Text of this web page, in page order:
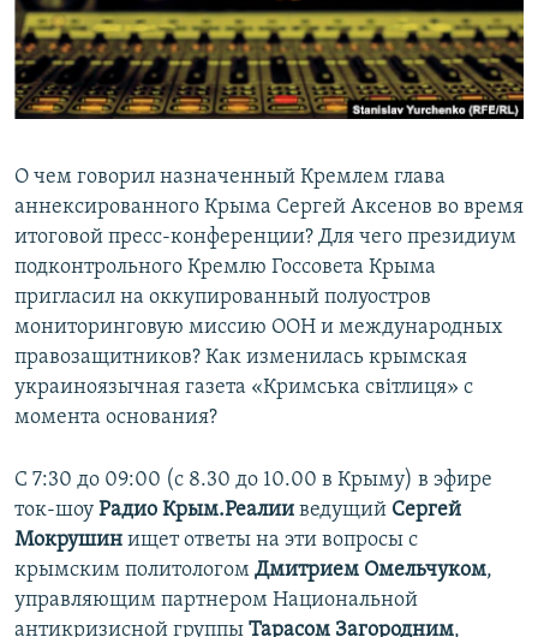
ПОБЕДИТЕЛЕЙ НЕ СУДЯТ?
КРЫМ.НЕПОКОРЕННЫЙ
ELIFBE
ПРИСОЕДИНЯЙТЕСЬ!
Все сайты RFE/RL
О чем говорил назначенный Кремлем глава
аннексированного Крыма Сергей Аксенов во время
итоговой пресс-конференции? Для чего президиум
подконтрольного Кремлю Госсовета Крыма
пригласил на оккупированный полуостров
мониторинговую миссию ООН и международных
правозащитников? Как изменилась крымская
украиноязычная газета «Кримська світлиця» с
момента основания?
С 7:30 до 09:00 (с 8.30 до 10.00 в Крыму) в эфире
ток-шоу Радио Крым.Реалии ведущий Сергей
Мокрушин ищет ответы на эти вопросы с
крымским политологом Дмитрием Омельчуком,
управляющим партнером Национальной
антикризисной группы Тарасом Загородним,